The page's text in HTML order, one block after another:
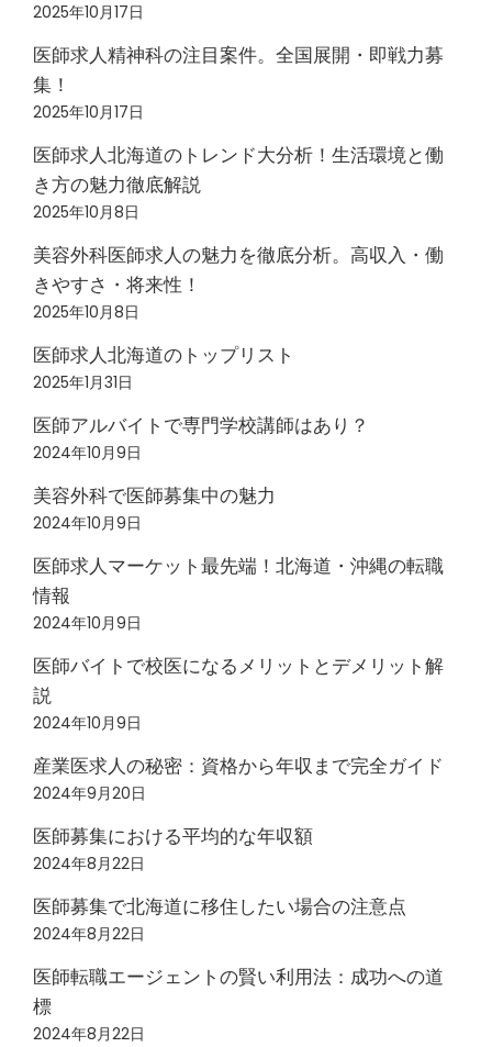
2025年10月17日
医師求人精神科の注目案件。全国展開・即戦力募
集！
2025年10月17日
医師求人北海道のトレンド大分析！生活環境と働
き方の魅力徹底解説
2025年10月8日
美容外科医師求人の魅力を徹底分析。高収入・働
きやすさ・将来性！
2025年10月8日
医師求人北海道のトップリスト
2025年1月31日
医師アルバイトで専門学校講師はあり？
2024年10月9日
美容外科で医師募集中の魅力
2024年10月9日
医師求人マーケット最先端！北海道・沖縄の転職
情報
2024年10月9日
医師バイトで校医になるメリットとデメリット解
説
2024年10月9日
産業医求人の秘密：資格から年収まで完全ガイド
2024年9月20日
医師募集における平均的な年収額
2024年8月22日
医師募集で北海道に移住したい場合の注意点
2024年8月22日
医師転職エージェントの賢い利用法：成功への道
標
2024年8月22日